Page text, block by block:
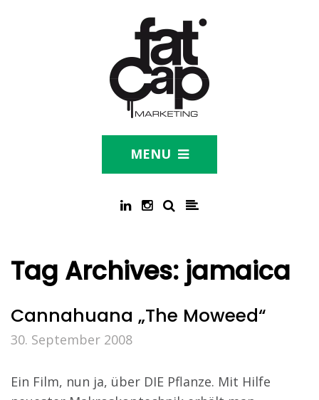
MENU
Tag Archives: jamaica
Cannahuana „The Moweed“
30. September 2008
Ein Film, nun ja, über DIE Pflanze. Mit Hilfe